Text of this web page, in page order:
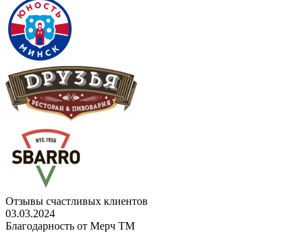
Отзывы счастливых клиентов
03.03.2024
Благодарность от Мерч ТМ